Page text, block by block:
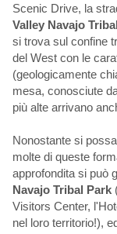
Scenic Drive, la
Valley Navajo
si trova sul confine
del West con le
(geologicamente
mesa, conosciute
più alte arrivano
Nonostante si
molte di queste
approfondita si può
Navajo Tribal Park
Visitors Center,
nel loro territorio!),